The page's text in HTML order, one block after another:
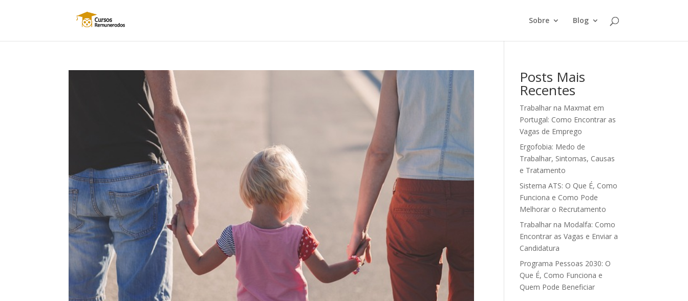
Sobre Blog
Posts Mais
Recentes
Trabalhar na Maxmat em
Portugal: Como Encontrar as
Vagas de Emprego
Ergofobia: Medo de
Trabalhar, Sintomas, Causas
e Tratamento
Sistema ATS: O Que É, Como
Funciona e Como Pode
Melhorar o Recrutamento
Trabalhar na Modalfa: Como
Encontrar as Vagas e Enviar a
Candidatura
Programa Pessoas 2030: O
Que É, Como Funciona e
Quem Pode Beneficiar